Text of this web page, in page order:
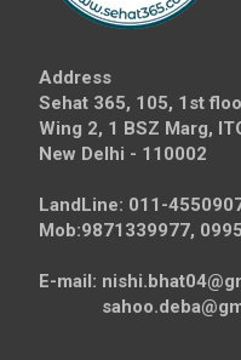
Address
Sehat 365, 105, 1st
Wing 2, 1 BSZ Marg,
New Delhi - 110002
LandLine: 011-
Mob:9871339977,
E-mail: